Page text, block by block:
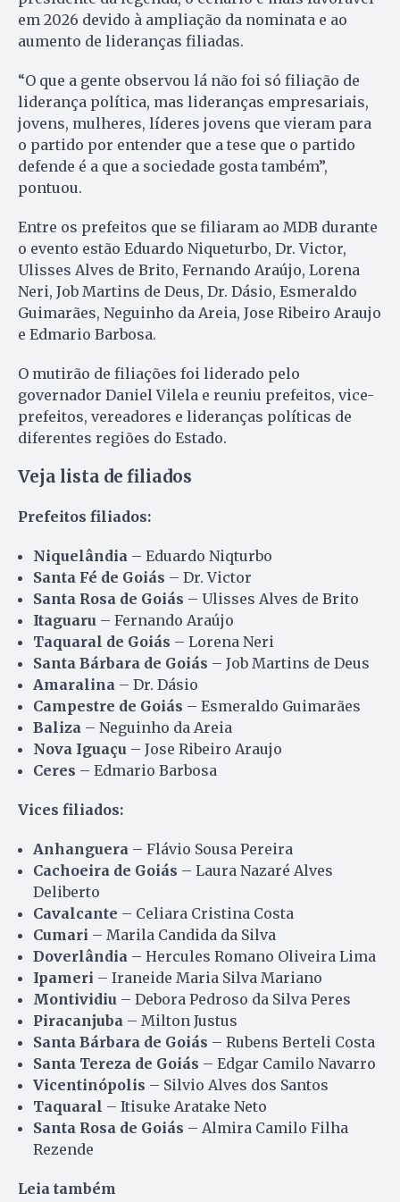
em 2026 devido à ampliação da nominata e ao
aumento de lideranças filiadas.
“O que a gente observou lá não foi só filiação de
liderança política, mas lideranças empresariais,
jovens, mulheres, líderes jovens que vieram para
o partido por entender que a tese que o partido
defende é a que a sociedade gosta também”,
pontuou.
Entre os prefeitos que se filiaram ao MDB durante
o evento estão Eduardo Niqueturbo, Dr. Victor,
Ulisses Alves de Brito, Fernando Araújo, Lorena
Neri, Job Martins de Deus, Dr. Dásio, Esmeraldo
Guimarães, Neguinho da Areia, Jose Ribeiro Araujo
e Edmario Barbosa.
O mutirão de filiações foi liderado pelo
governador Daniel Vilela e reuniu prefeitos, vice-
prefeitos, vereadores e lideranças políticas de
diferentes regiões do Estado.
Veja lista de filiados
Prefeitos filiados:
Niquelândia – Eduardo Niqturbo
Santa Fé de Goiás – Dr. Victor
Santa Rosa de Goiás – Ulisses Alves de Brito
Itaguaru – Fernando Araújo
Taquaral de Goiás – Lorena Neri
Santa Bárbara de Goiás – Job Martins de Deus
Amaralina – Dr. Dásio
Campestre de Goiás – Esmeraldo Guimarães
Baliza – Neguinho da Areia
Nova Iguaçu – Jose Ribeiro Araujo
Ceres – Edmario Barbosa
Vices filiados:
Anhanguera – Flávio Sousa Pereira
Cachoeira de Goiás – Laura Nazaré Alves
Deliberto
Cavalcante – Celiara Cristina Costa
Cumari – Marila Candida da Silva
Doverlândia – Hercules Romano Oliveira Lima
Ipameri – Iraneide Maria Silva Mariano
Montividiu – Debora Pedroso da Silva Peres
Piracanjuba – Milton Justus
Santa Bárbara de Goiás – Rubens Berteli Costa
Santa Tereza de Goiás – Edgar Camilo Navarro
Vicentinópolis – Silvio Alves dos Santos
Taquaral – Itisuke Aratake Neto
Santa Rosa de Goiás – Almira Camilo Filha
Rezende
Leia também